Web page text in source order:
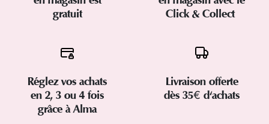
gratuit
Click & Collect
Réglez vos achats
en 2, 3 ou 4 fois
grâce à Alma
Livraison offerte
dès 35€ d'achats